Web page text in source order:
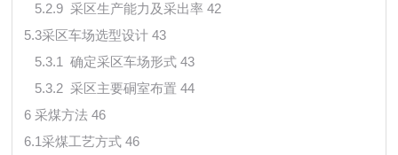
5.2.9 采区生产能力及采出率 42
5.3采区车场选型设计 43
5.3.1 确定采区车场形式 43
5.3.2 采区主要硐室布置 44
6 采煤方法 46
6.1采煤工艺方式 46